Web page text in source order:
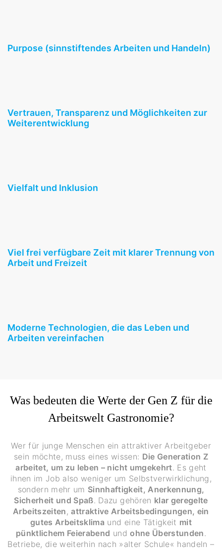
Purpose (sinnstiftendes Arbeiten und Handeln)
Vertrauen, Transparenz und Möglichkeiten zur
Weiterentwicklung
Vielfalt und Inklusion
Viel frei verfügbare Zeit mit klarer Trennung von
Arbeit und Freizeit
Moderne Technologien, die das Leben und
Arbeiten vereinfachen
Was bedeuten die Werte der Gen Z für die
Arbeitswelt Gastronomie?
Wer für junge Menschen ein attraktiver Arbeitgeber
sein möchte, muss eines wissen: Die Generation Z
arbeitet, um zu leben – nicht umgekehrt. Es geht
ihnen im Job also weniger um Selbstverwirklichung,
sondern mehr um Sinnhaftigkeit, Anerkennung,
Sicherheit und Spaß. Dazu gehören klar geregelte
Arbeitszeiten ,attraktive Arbeitsbedingungen, ein
gutes Arbeitsklima und eine Tätigkeit mit
pünktlichem Feierabend undohne Überstunden.
Betriebe, die weiterhin nach »alter Schule« handeln –